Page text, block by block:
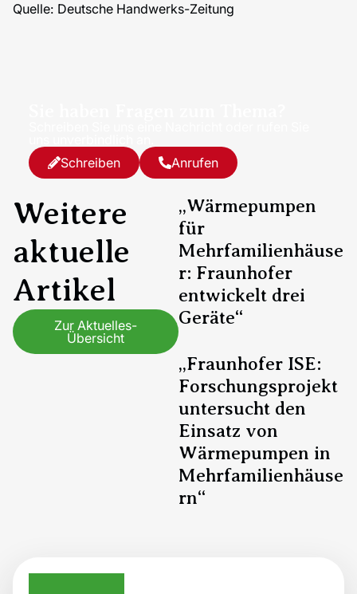
Quelle: Deutsche Handwerks-Zeitung
Schreiben
Anrufen
Weitere
aktuelle
Artikel
Zur Aktuelles-
Übersicht
„Wärmepumpen
für
Mehrfamilienhäuse
r: Fraunhofer
entwickelt drei
Geräte“
„Fraunhofer ISE:
Forschungsprojekt
untersucht den
Einsatz von
Wärmepumpen in
Mehrfamilienhäuse
rn“